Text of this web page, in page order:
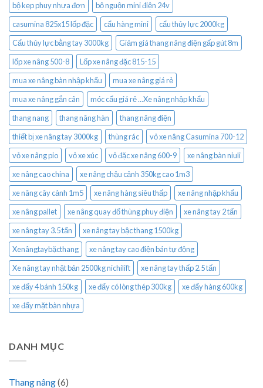
bộ kẹp phuy nhựa đơn
bộ nguộn mini điện 24v
casumina 825x15 lốp đặc
cẩu hàng mini
cẩu thủy lực 2000kg
Cẩu thủy lực bằng tay 3000kg
Giảm giá thang nâng điện gấp gút 8m
lốp xe nâng 500-8
Lốp xe nâng đặc 815-15
mua xe nâng bàn nhập khẩu
mua xe nâng giá rẻ
mua xe nâng gắn cân
móc cẩu giá rẻ ...Xe nâng nhập khẩu
thang nang
thang nâng hàn
thang nâng điện
thiết bị xe nâng tay 3000kg
thùng rác
vỏ xe nâng Casumina 700-12
vỏ xe nâng pio
vỏ xe xúc vỏ đặc xe nâng 600-9
xe nâng bàn niuli
xe nâng cao china
xe nâng chậu cảnh 350kg cao 1m3
xe nâng cây cảnh 1m5
xe nâng hàng siêu thấp
xe nâng nhập khẩu
xe nâng pallet
xe nâng quay đổ thùng phuy điện
xe nâng tay 2 tấn
xe nâng tay 3.5 tấn
xe nâng tay bậc thang 1500kg
Xenângtaybặcthang
xe nâng tay cao điện bán tự động
Xe nâng tay nhật bản 2500kg nichilift
xe nâng tay thấp 2.5 tấn
xe đẩy 4 bánh 150kg
xe đẩy có lòng thép 300kg
xe đẩy hàng 600kg
xe đẩy mặt bàn nhựa
DANH MỤC
Thang nâng(6)